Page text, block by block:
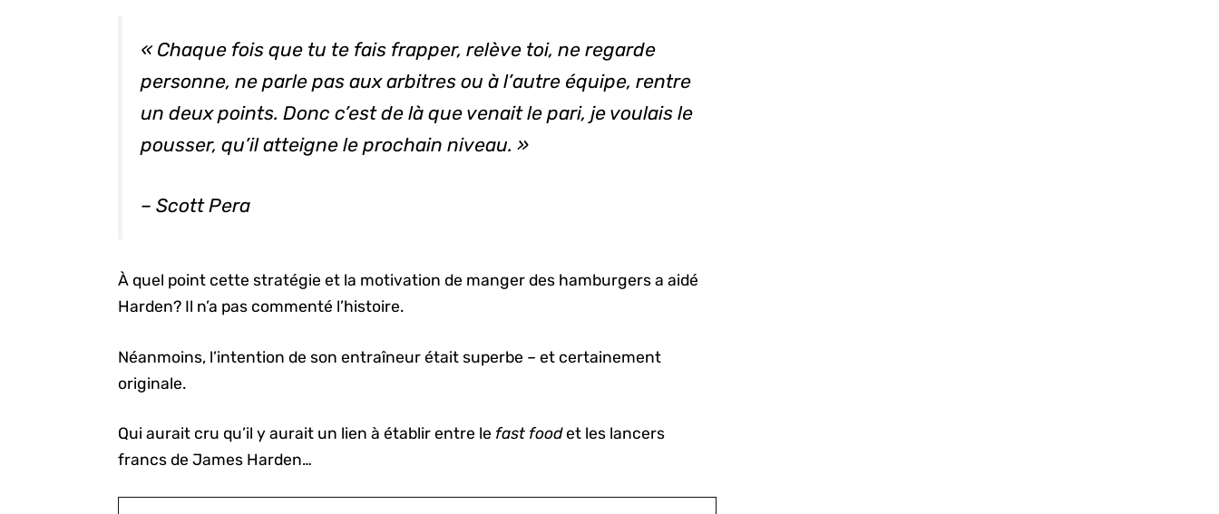
« Chaque fois que tu te fais frapper, relève toi, ne regarde
personne, ne parle pas aux arbitres ou à l’autre équipe, rentre
un deux points. Donc c’est de là que venait le pari, je voulais le
pousser, qu’il atteigne le prochain niveau. »
– Scott Pera
À quel point cette stratégie et la motivation de manger des hamburgers a aidé
Harden? Il n’a pas commenté l’histoire.
Néanmoins, l’intention de son entraîneur était superbe – et certainement
originale.
Qui aurait cru qu’il y aurait un lien à établir entre le fast foodet les lancers
francs de James Harden…